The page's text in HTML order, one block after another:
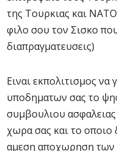
της Τουρκιας και
φιλο σου τον Σισκο
διαπραγματευσεις)
Ειναι εκπολιτισμος
υποδηματων σας το
συμβουλιου
χωρα σας και το οποιο
αμεση αποχωρηση των